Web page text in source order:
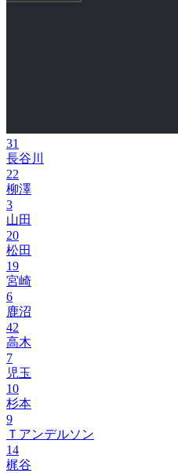
31
長谷川
22
柳澤
3
山田
20
松田
19
宮崎
6
鹿沼
42
高木
7
児玉
10
杉本
9
Ｔアンデルソン
14
梶谷